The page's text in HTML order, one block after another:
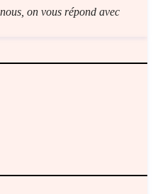
on vous répond avec